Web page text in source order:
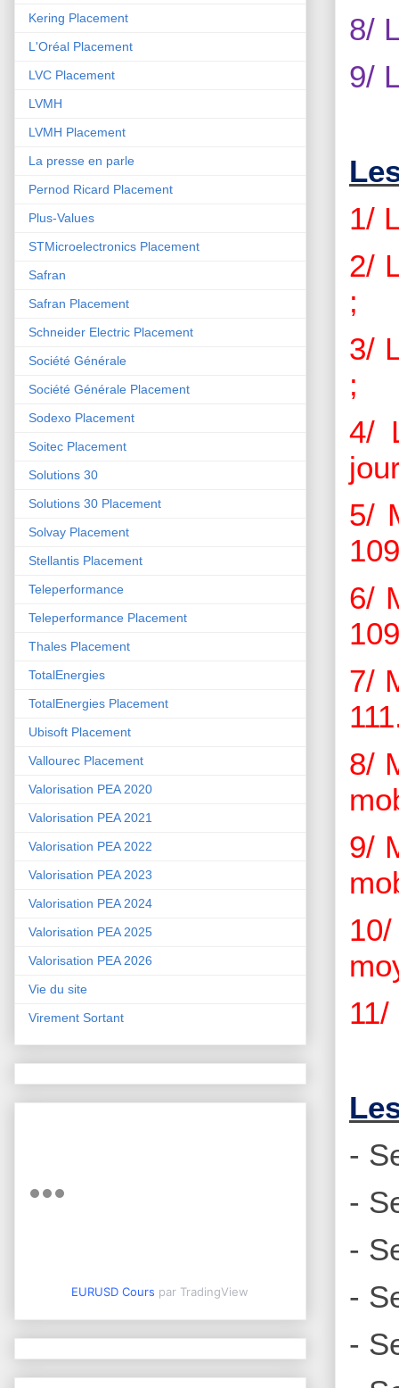
8/
9/
1/
2/
;
3/
;
4/
5/
6/
7/
8/
9/
-
-
-
-
-
Kering Placement
L'Oréal Placement
LVC Placement
LVMH
LVMH Placement
La presse en parle
Pernod Ricard Placement
Plus-Values
STMicroelectronics Placement
Safran
Safran Placement
Schneider Electric Placement
Société Générale
Société Générale Placement
Sodexo Placement
Soitec Placement
Solutions 30
Solutions 30 Placement
Solvay Placement
Stellantis Placement
Teleperformance
Teleperformance Placement
Thales Placement
TotalEnergies
TotalEnergies Placement
Ubisoft Placement
Vallourec Placement
Valorisation PEA 2020
Valorisation PEA 2021
Valorisation PEA 2022
Valorisation PEA 2023
Valorisation PEA 2024
Valorisation PEA 2025
Valorisation PEA 2026
Vie du site
Virement Sortant
EURUSD Cours par TradingView